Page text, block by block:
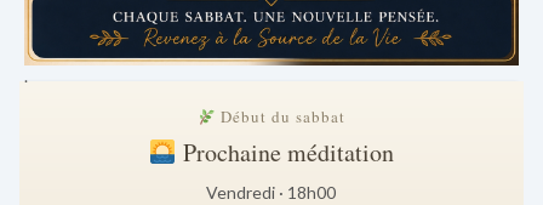
.
Début du sabbat
Prochaine méditation
Vendredi · 18h00